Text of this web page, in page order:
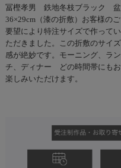
冨樫孝男 鉄地冬枝ブラック 盆
36×29cm（漆の折敷）お客様のご
要望により特注サイズで作ってい
ただきました。この折敷のサイズ
感が絶妙です。モーニング、ラン
チ、ディナー どの時間帯にもお
楽しみいただけます。